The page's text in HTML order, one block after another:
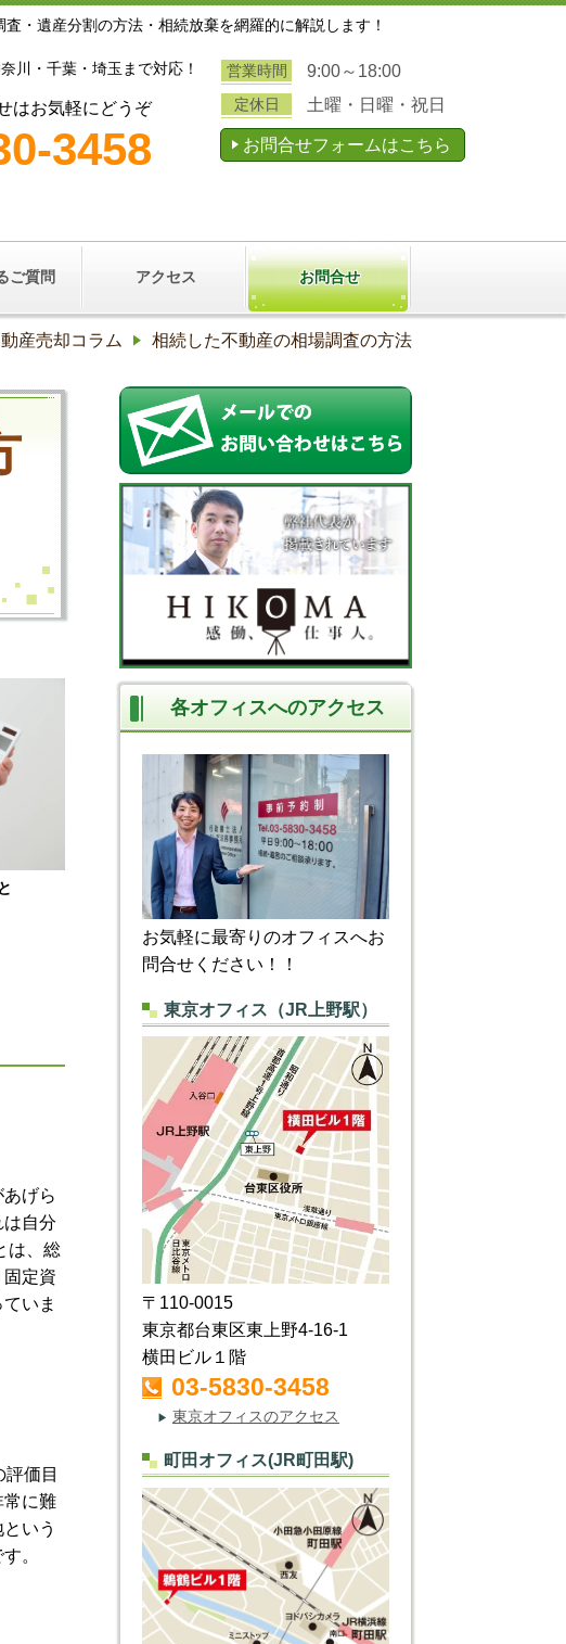
・遺産分割の方法・相続放棄を網羅的に解説します！
川・千葉・埼玉まで対応！
はお気軽にどうぞ
3458
営業時間 9:00～18:00
定休日 土曜・日曜・祝日
お問合せフォームはこちら
ご質問 アクセス お問合せ
産売却コラム 相続した不動産の相場調査の方法
げら
自分
は、総
定資
いま
価目
常に難
いう
。
各オフィスへのアクセス
お気軽に最寄りのオフィスへお
問合せください！！
東京オフィス（JR上野駅）
〒110-0015
東京都台東区東上野4-16-1
横田ビル１階
03-5830-3458
▶ 東京オフィスのアクセス
町田オフィス(JR町田駅)